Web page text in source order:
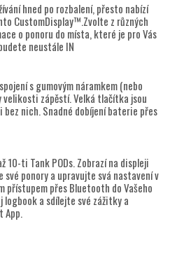
hned po rozbalení, přesto nabízí
CustomDisplay™.Zvolte z různých
o ponoru do místa, které je pro Vás
neustále IN
s gumovým náramkem (nebo
zápěstí. Velká tlačítka jsou
nich. Snadné dobíjení baterie přes
10-ti Tank PODs. Zobrazí na displeji
ponory a upravujte svá nastavení v
přístupem přes Bluetooth do Vašeho
a sdílejte své zážitky a
App.